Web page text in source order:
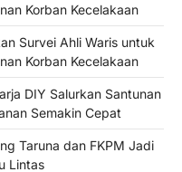
Korban Kecelakaan
Survei Ahli Waris untuk
Korban Kecelakaan
DIY Salurkan Santunan
Semakin Cepat
Taruna dan FKPM Jadi
Lintas